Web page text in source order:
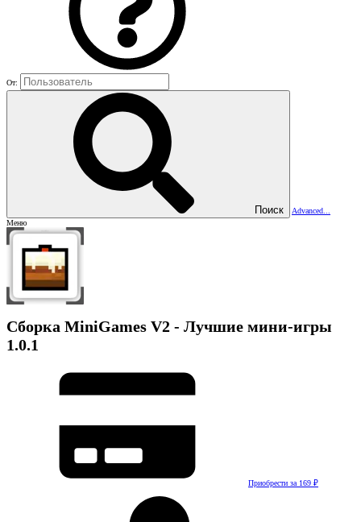
От:
Поиск
Advanced...
Меню
Сборка MiniGames V2 - Лучшие мини-игры
1.0.1
Приобрести за 169 ₽